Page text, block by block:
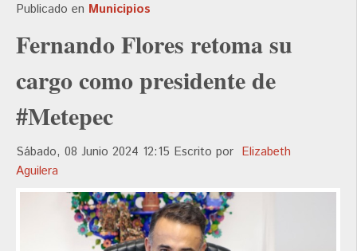
Publicado en Municipios
Fernando Flores retoma su
cargo como presidente de
#Metepec
Sábado, 08 Junio 2024 12:15 Escrito por Elizabeth
Aguilera